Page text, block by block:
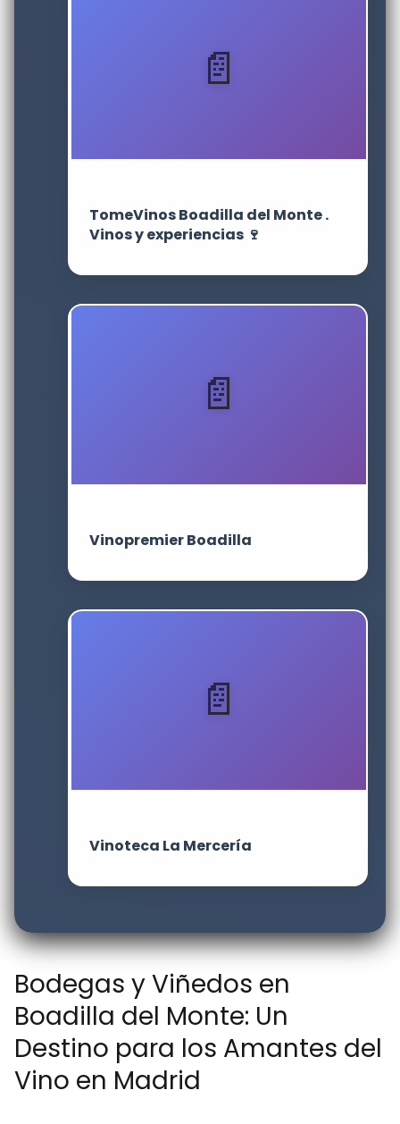
TomeVinos Boadilla del Monte .
Vinos y experiencias 🍷
Vinopremier Boadilla
Vinoteca La Mercería
Bodegas y Viñedos en
Boadilla del Monte: Un
Destino para los Amantes del
Vino en Madrid